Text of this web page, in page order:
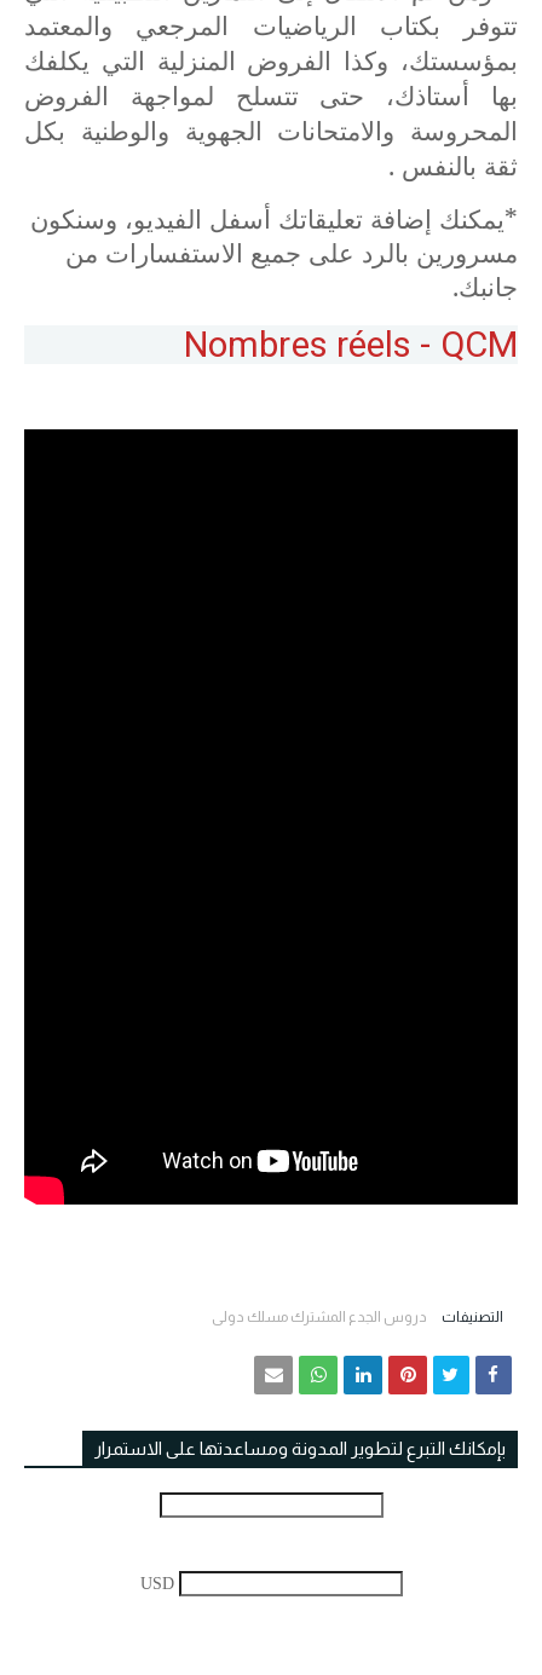
تتوفر بكتاب الرياضيات المرجعي والمعتمد
بمؤسستك، وكذا الفروض المنزلية التي يكلفك
بها أستاذك، حتى تتسلح لمواجهة الفروض
المحروسة والامتحانات الجهوية والوطنية بكل
ثقة بالنفس .
*يمكنك إضافة تعليقاتك أسفل الفيديو، وسنكون
مسرورين بالرد على جميع الاستفسارات من
جانبك.
Nombres réels - QCM
التصنيفات دروس الجدع المشترك مسلك دولي
بإمكانك التبرع لتطوير المدونة ومساعدتها على الاستمرار
USD